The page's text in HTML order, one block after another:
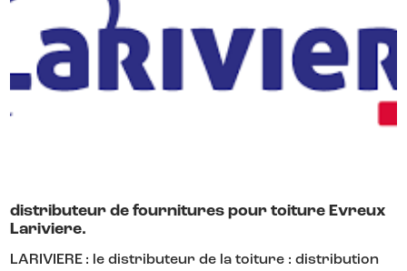
distributeur de fournitures pour toiture Evreux
Lariviere.
LARIVIERE : le distributeur de la toiture : distribution